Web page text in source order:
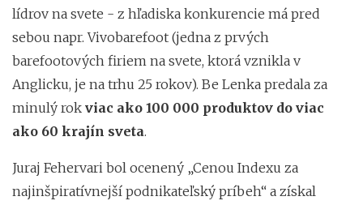
lídrov na svete - z hľadiska konkurencie má pred
sebou napr. Vivobarefoot (jedna z prvých
barefootových firiem na svete, ktorá vznikla v
Anglicku, je na trhu 25 rokov). Be Lenka predala za
minulý rok viac ako 100 000 produktov do viac
ako 60 krajín sveta.
Juraj Fehervari bol ocenený „Cenou Indexu za
najinšpiratívnejší podnikateľský príbeh“ a získal